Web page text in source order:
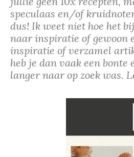
speculaas en/of
dus! Ik weet niet hoe het
naar inspiratie of gewoon
inspiratie of verzamel
heb je dan vaak een
langer naar op zoek was.